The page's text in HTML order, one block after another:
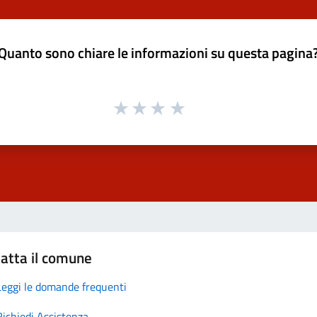
sono chiare le informazioni su questa
il comune
le domande frequenti